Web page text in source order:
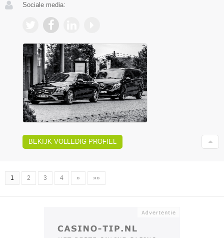
Sociale media:
BEKIJK VOLLEDIG PROFIEL
1 2 3 4 » »»